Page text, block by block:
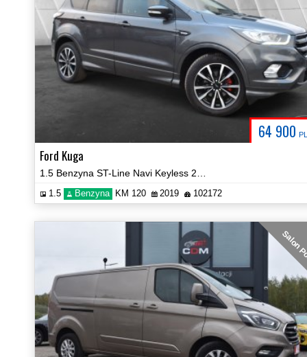
64 900
Ford Kuga
1.5 Benzyna KM 120 2019 102172